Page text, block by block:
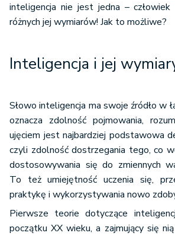
inteligencja nie jest jedna – człowiek
różnych jej wymiarów! Jak to możliwe?
Inteligencja i jej
Słowo inteligencja ma swoje źródło w
oznacza zdolność pojmowania,
ujęciem jest najbardziej podstawowa
czyli zdolność dostrzegania tego, co
dostosowywania się do zmiennych
To też umiejętność uczenia się,
praktykę i wykorzystywania nowo
Pierwsze teorie dotyczące
początku XX wieku, a zajmujący się